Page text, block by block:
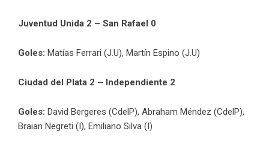
Juventud Unida 2 – San Rafael 0
Goles: Matías Ferrari (J.U), Martín Espino (J.U)
Ciudad del Plata 2 – Independiente 2
Goles: David Bergeres (CdelP), Abraham Méndez (CdelP),
Braian Negreti (I), Emiliano Silva (I)